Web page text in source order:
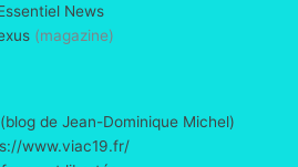
News
(magazine)
de Jean-Dominique Michel)
www.viac19.fr/